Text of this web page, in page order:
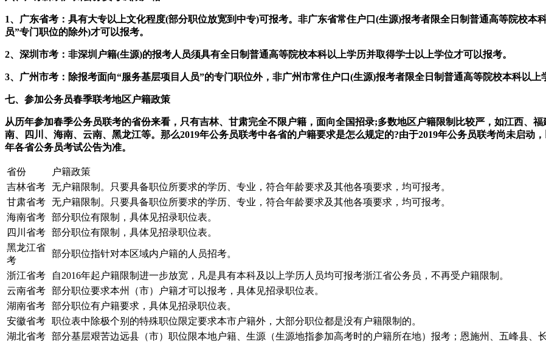
1、广东省考：具有大专以上文化程度(部分职位放宽到中专)可报考。非广东省常住户口(生源)报考者限全日制普通高等院校本
员”专门职位的除外)才可以报考。
2、深圳市考：非深圳户籍(生源)的报考人员须具有全日制普通高等院校本科以上学历并取得学士以上学位才可以报考。
3、广州市考：除报考面向“服务基层项目人员”的专门职位外，非广州市常住户口(生源)报考者限全日制普通高等院校本科以上
七、参加公务员春季联考地区户籍政策
从历年参加春季公务员联考的省份来看，只有吉林、甘肃完全不限户籍，面向全国招录;多数地区户籍限制比较严，如江西、
南、四川、海南、云南、黑龙江等。那么2019年公务员联考中各省的户籍要求是怎么规定的?由于2019年公务员联考尚未启动
年各省公务员考试公告为准。
省份
户籍政策
吉林省考 无户籍限制。只要具备职位所要求的学历、专业，符合年龄要求及其他各项要求，均可报考。
甘肃省考 无户籍限制。只要具备职位所要求的学历、专业，符合年龄要求及其他各项要求，均可报考。
海南省考 部分职位有限制，具体见招录职位表。
四川省考 部分职位有限制，具体见招录职位表。
黑龙江省
考
部分职位指针对本区域内户籍的人员招考。
浙江省考
自2016年起户籍限制进一步放宽，凡是具有本科及以上学历人员均可报考浙江省公务员，不再受户籍限制。
云南省考 部分职位要求本州（市）户籍才可以报考，具体见招录职位表。
湖南省考 部分职位有户籍要求，具体见招录职位表。
安徽省考 职位表中除极个别的特殊职位限定要求本市户籍外，大部分职位都是没有户籍限制的。
湖北省考 部分基层艰苦边远县（市）职位限本地户籍、生源（生源地指参加高考时的户籍所在地）报考；恩施州、五峰县、